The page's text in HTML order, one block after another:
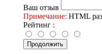
Ваш отзыв
Примечание: HTML
Рейтинг :
Продолжить